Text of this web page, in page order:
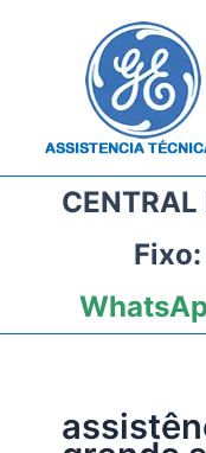
CENTRAL
Fixo: